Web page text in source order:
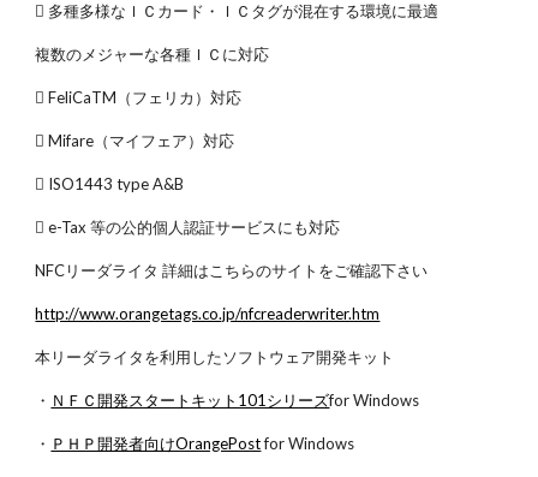
 多種多様なＩＣカード・ＩＣタグが混在する環境に最適
複数のメジャーな各種ＩＣに対応
 FeliCaTM（フェリカ）対応
 Mifare（マイフェア）対応
 ISO1443 type A&B
 e-Tax 等の公的個人認証サービスにも対応
NFCリーダライタ 詳細はこちらのサイトをご確認下さい
http://www.orangetags.co.jp/nfcreaderwriter.htm
本リーダライタを利用したソフトウェア開発キット
・ ＮＦＣ開発スタートキット101シリーズfor Windows
・ ＰＨＰ開発者向けOrangePostfor Windows